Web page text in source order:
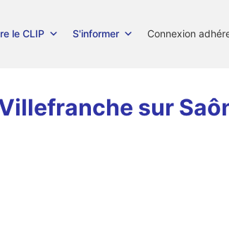
le CLIP S'informer Connexion
sur